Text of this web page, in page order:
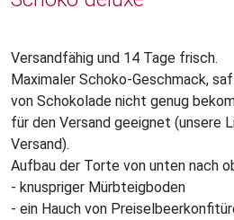
Versandfähig und 14 Tage frisch.
Maximaler Schoko-Geschmack,
von Schokolade nicht genug
für den Versand geeignet (unsere
Versand).
Aufbau der Torte von unten nach
- knuspriger Mürbteigboden
- ein Hauch von